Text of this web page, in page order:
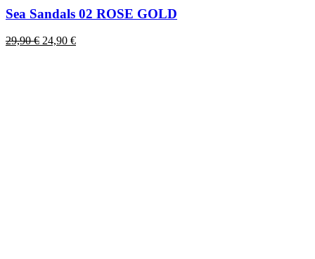
Sea Sandals 02 ROSE GOLD
29,90€ Original
24,90 €Η